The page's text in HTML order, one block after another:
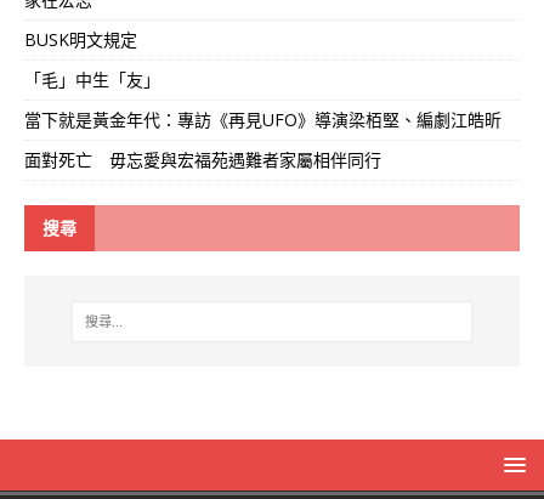
BUSK明文規定
「毛」中生「友」
當下就是黃金年代：專訪《再見UFO》導演梁栢堅、編劇江皓昕
面對死亡 毋忘愛與宏福苑遇難者家屬相伴同行
搜尋